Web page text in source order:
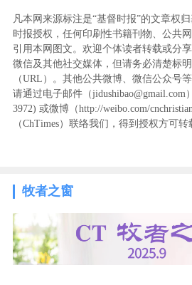
凡本网来源标注是“基督时报”的文章权
时报授权，任何印刷性书籍刊物、公共
引用本网图文。欢迎个体读者转载或分
微信及其他社交媒体，但请务必清楚标
（URL）。其他公共微博、微信公众号
请通过电子邮件（jidushibao@gmail.com
3972) ‬或微博（http://weibo.com/
（ChTimes）联络我们，得到授权方可转
牧者之窗